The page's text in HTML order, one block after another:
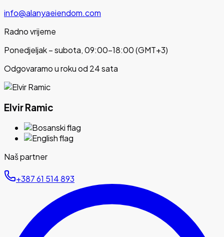
info@alanyaeiendom.com
Radno vrijeme
Ponedjeljak – subota, 09:00–18:00 (GMT+3)
Odgovaramo u roku od 24 sata
Elvir Ramic
Naš partner
‪+387 61 514 893‬